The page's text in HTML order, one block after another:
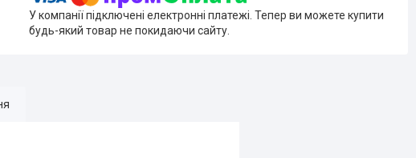
У компанії підключені електронні платежі. Тепер ви можете купити
будь-який товар не покидаючи сайту.